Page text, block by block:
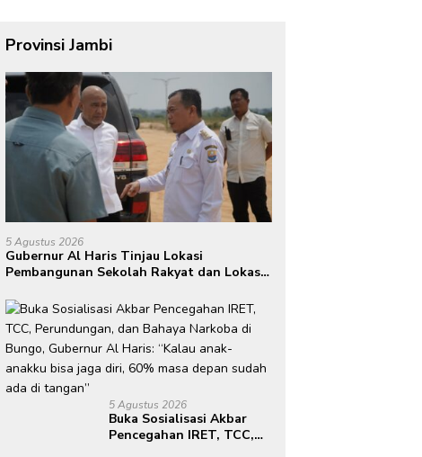
Provinsi Jambi
5 Agustus 2026
Gubernur Al Haris Tinjau Lokasi
Pembangunan Sekolah Rakyat dan Lokasi
5 Agustus 2026
Buka Sosialisasi Akbar
Pencegahan IRET, TCC,